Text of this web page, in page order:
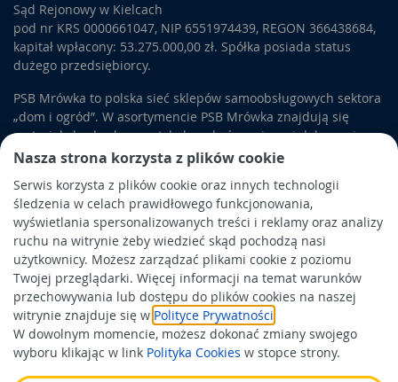
Nasza strona korzysta z plików cookie
Serwis korzysta z plików cookie oraz innych technologii
śledzenia w celach prawidłowego funkcjonowania,
wyświetlania spersonalizowanych treści i reklamy oraz analizy
ruchu na witrynie żeby wiedzieć skąd pochodzą nasi
użytkownicy. Możesz zarządzać plikami cookie z poziomu
Twojej przeglądarki. Więcej informacji na temat warunków
przechowywania lub dostępu do plików cookies na naszej
witrynie znajduje się w Polityce Prywatności
W dowolnym momencie, możesz dokonać zmiany swojego
wyboru klikając w link Polityka Cookies w stopce strony.
Sąd Rejonowy w Kielcach
pod nr KRS 0000661047, NIP 6551974439, REGON 366438684,
kapitał wpłacony: 53.275.000,00 zł. Spółka posiada status
dużego przedsiębiorcy.
PSB Mrówka to polska sieć sklepów samoobsługowych sektora
„dom i ogród”. W asortymencie PSB Mrówka znajdują się
materiały budowlane, artykuły wykończeniowe i dekoracyjne,
wyposażenie łazienek i kuchni, elektronarzędzia, a także
artykuły związane z ogrodem i otoczeniem domu.
Obowiązek informacyjny
Polityka prywatności
Polityka Cookies
Odbiór zużytego sprzętu
Wspierają nas: